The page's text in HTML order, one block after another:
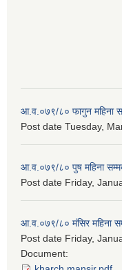
आ.व.०७९/८० फागुन महिना
Post date Tuesday,
आ.व.०७९/८० पुष महिना
Post date Friday,
आ.व.०७९/८० मंसिर महिना
Post date Friday,
Document: